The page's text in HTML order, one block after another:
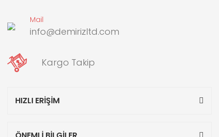
Mail
info@demirizltd.com
Kargo Takip
HIZLI ERİŞİM